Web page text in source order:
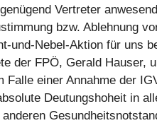
Vertreter
bzw. Ablehnung
und-Nebel-Aktion für uns
der FPÖ, Gerald Hauser,
Falle einer Annahme der
Deutungshoheit in